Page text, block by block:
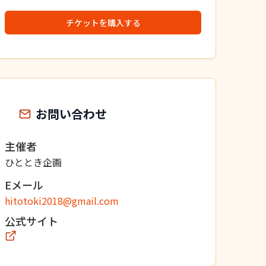
チケットを購入する
お問い合わせ
主催者
ひととき企画
Eメール
hitotoki2018@gmail.com
公式サイト